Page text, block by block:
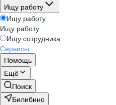
Ищу работу
Ищу работу
Ищу работу
Ищу сотрудника
Сервисы
Помощь
Ещё
Поиск
Билибино